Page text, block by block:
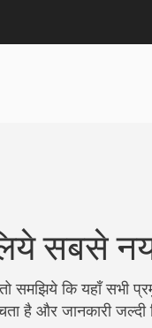
सबसे
समझिये कि यहाँ सभी
है और जानकारी जल्दी